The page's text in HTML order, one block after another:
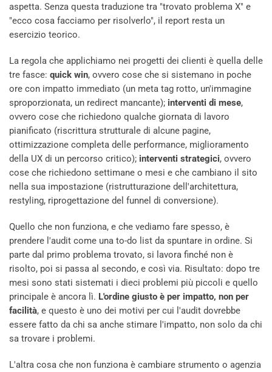
aspetta. Senza questa traduzione tra "trovato problema X" e
"ecco cosa facciamo per risolverlo", il report resta un
esercizio teorico.
La regola che applichiamo nei progetti dei clienti è quella delle
tre fasce: quick win, ovvero cose che si sistemano in poche
ore con impatto immediato (un meta tag rotto, un'immagine
sproporzionata, un redirect mancante); interventi di mese,
ovvero cose che richiedono qualche giornata di lavoro
pianificato (riscrittura strutturale di alcune pagine,
ottimizzazione completa delle performance, miglioramento
della UX di un percorso critico); interventi strategici, ovvero
cose che richiedono settimane o mesi e che cambiano il sito
nella sua impostazione (ristrutturazione dell'architettura,
restyling, riprogettazione del funnel di conversione).
Quello che non funziona, e che vediamo fare spesso, è
prendere l'audit come una to-do list da spuntare in ordine. Si
parte dal primo problema trovato, si lavora finché non è
risolto, poi si passa al secondo, e così via. Risultato: dopo tre
mesi sono stati sistemati i dieci problemi più piccoli e quello
principale è ancora lì. L'ordine giusto è per impatto, non per
facilità, e questo è uno dei motivi per cui l'audit dovrebbe
essere fatto da chi sa anche stimare l'impatto, non solo da chi
sa trovare i problemi.
L'altra cosa che non funziona è cambiare strumento o agenzia